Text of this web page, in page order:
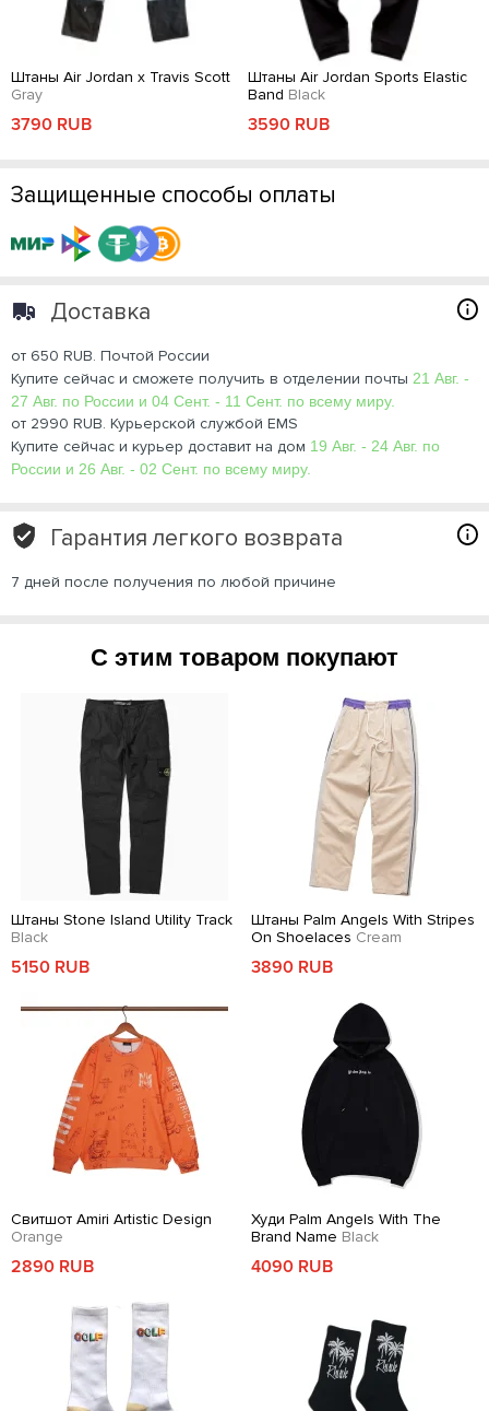
Штаны Air Jordan x Travis Scott
Gray
3790 RUB
Штаны Air Jordan Sports Elastic
Band Black
3590 RUB
Защищенные способы оплаты
Доставка
от 650 RUB. Почтой России
Купите сейчас и сможете получить в отделении почты 21 Авг. -
27 Авг. по России и 04 Сент. - 11 Сент. по всему миру.
от 2990 RUB. Курьерской службой EMS
Купите сейчас и курьер доставит на дом 19 Авг. - 24 Авг. по
России и 26 Авг. - 02 Сент. по всему миру.
Гарантия легкого возврата
7 дней после получения по любой причине
С этим товаром покупают
Штаны Stone Island Utility Track
Black
5150 RUB
Штаны Palm Angels With Stripes
On Shoelaces Cream
3890 RUB
Свитшот Amiri Artistic Design
Orange
2890 RUB
Худи Palm Angels With The
Brand Name Black
4090 RUB